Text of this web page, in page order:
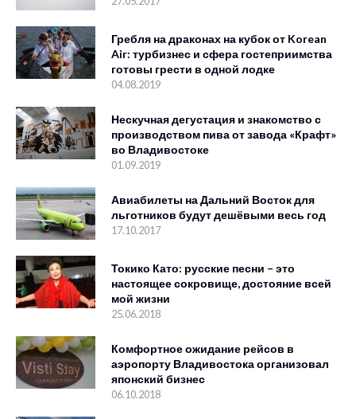
Гребля на драконах на кубок от Korean
Air: турбизнес и сфера гостеприимства
готовы грести в одной лодке
04.08.2019
Нескучная дегустация и знакомство с
производством пива от завода «Крафт»
во Владивостоке
01.09.2019
Авиабилеты на Дальний Восток для
льготников будут дешёвыми весь год
17.10.2017
Токико Като: русские песни – это
настоящее сокровище, достояние всей
мой жизни
25.06.2018
Комфортное ожидание рейсов в
аэропорту Владивостока организовал
японский бизнес
06.10.2018